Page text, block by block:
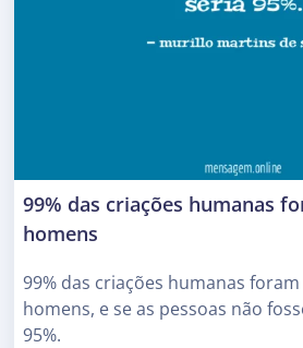
99% das criações humanas
homens
99% das criações humanas
homens, e se as pessoas não
95%.